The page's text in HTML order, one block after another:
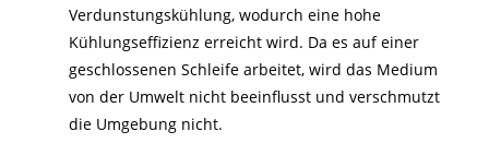
Verdunstungskühlung, wodurch eine hohe
Kühlungseffizienz erreicht wird. Da es auf einer
geschlossenen Schleife arbeitet, wird das Medium
von der Umwelt nicht beeinflusst und verschmutzt
die Umgebung nicht.